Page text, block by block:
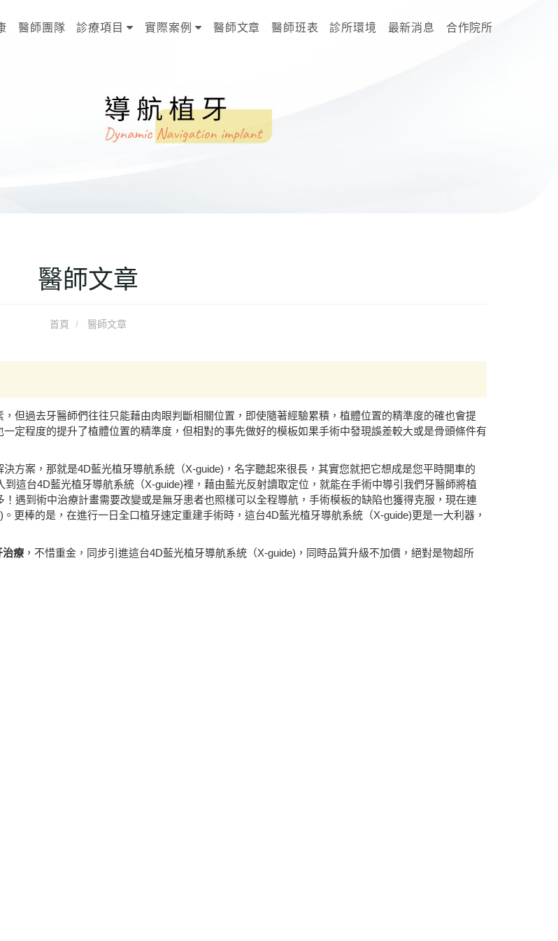
醫師團隊 診療項目 實際案例 醫師文章 醫師班表 診所環境 最新消息 合作院所
醫師文章
首頁 醫師文章
但過去牙醫師們往往只能藉由肉眼判斷相關位置，即使隨著經驗累積，植體位置的精準度的確也會提
定程度的提升了植體位置的精準度，但相對的事先做好的模板如果手術中發現誤差較大或是骨頭條件有
方案，那就是4D藍光植牙導航系統（X-guide)，名字聽起來很長，其實您就把它想成是您平時開車的
這台4D藍光植牙導航系統（X-guide)裡，藉由藍光反射讀取定位，就能在手術中導引我們牙醫師將植
遇到術中治療計畫需要改變或是無牙患者也照樣可以全程導航，手術模板的缺陷也獲得克服，現在連
更棒的是，在進行一日全口植牙速定重建手術時，這台4D藍光植牙導航系統（X-guide)更是一大利器，
治療 ，不惜重金，同步引進這台4D藍光植牙導航系統（X-guide)，同時品質升級不加價，絕對是物超所